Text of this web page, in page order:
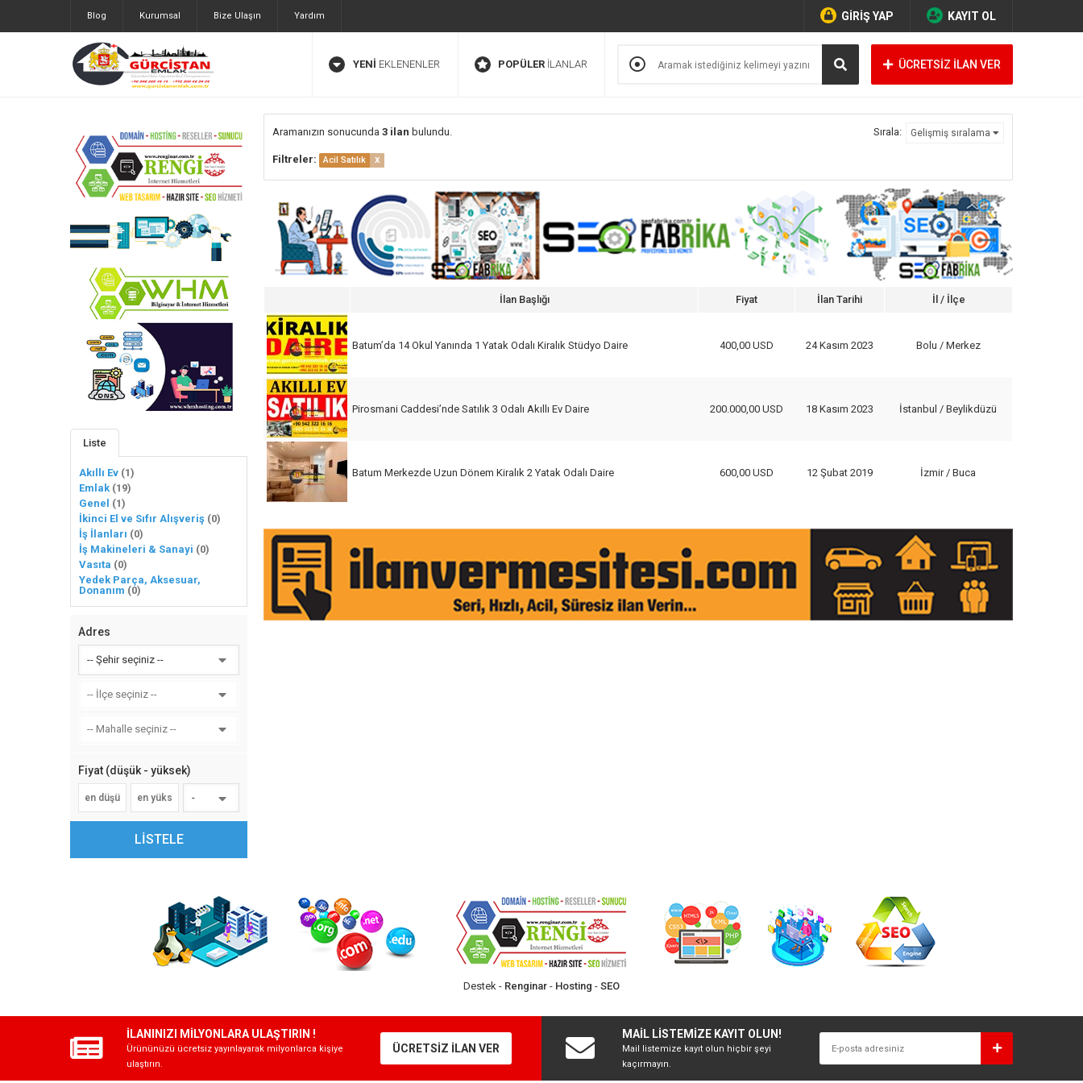
Blog Kurumsal Bize Ulaşın Yardım GİRİŞ YAP KAYIT OL
YENİ EKLENENLER POPÜLERİLANLAR ÜCRETSİZ İLAN VER
Liste
Akıllı Ev (1)
Emlak (19)
Genel (1)
İkinci El ve Sıfır Alışveriş (0)
İş İlanları (0)
İş Makineleri & Sanayi (0)
Vasıta (0)
Yedek Parça, Aksesuar,
Donanım (0)
Adres
-- Şehir seçiniz --
-- İlçe seçiniz --
-- Mahalle seçiniz --
Fiyat (düşük - yüksek)
-
LİSTELE
Aramanızın sonucunda 3 ilan bulundu. Sırala: Gelişmiş sıralama
Filtreler: Acil Satılık x
İlan Başlığı Fiyat İlan Tarihi İl / İlçe
Batum’da 14 Okul Yanında 1 Yatak Odalı Kiralık Stüdyo Daire 400,00 USD 24 Kasım 2023 Bolu / Merkez
Pirosmani Caddesi’nde Satılık 3 Odalı Akıllı Ev Daire 200.000,00 USD 18 Kasım 2023 İstanbul / Beylikdüzü
Batum Merkezde Uzun Dönem Kiralık 2 Yatak Odalı Daire 600,00 USD 12 Şubat 2019 İzmir / Buca
İLANINIZI MİLYONLARA ULAŞTIRIN !
Ürününüzü ücretsiz yayınlayarak milyonlarca kişiye
ulaştırın.
ÜCRETSİZ İLAN VER
MAİL LİSTEMİZE KAYIT OLUN!
Mail listemize kayıt olun hiçbir şeyi
kaçırmayın.
Destek - Renginar - Hosting - SEO